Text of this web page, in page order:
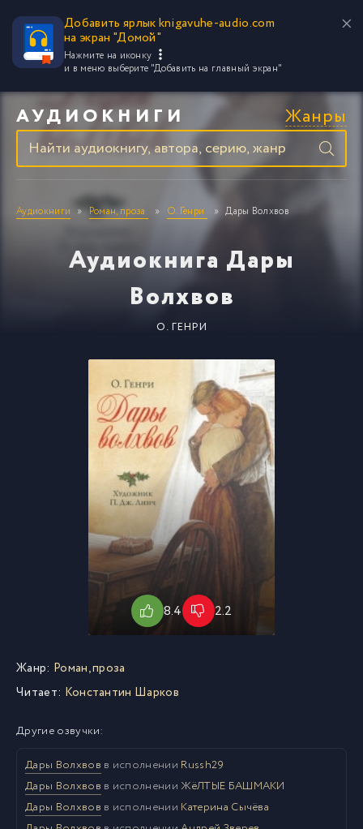
Добавить ярлык knigavuhe-audio.com
на экран "Домой"
Нажмите на иконку
и в меню выберите "Добавить на главный экран"
АУДИОКНИГИ Жанры
Аудиокниги Роман, проза О. Генри Дары Волхвов
Аудиокнига Дары
Волхвов
О. ГЕНРИ
8.4 2.2
Жанр: Роман, проза
Читает: Константин Шарков
Другие озвучки:
Дары Волхвов в исполнении Russh29
Дары Волхвов в исполнении ЖёЛТЫЕ БАШМАКИ
Дары Волхвов в исполнении Катерина Сычёва